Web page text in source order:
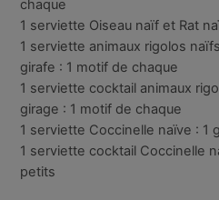
chaque
1 serviette Oiseau naïf et Rat
1 serviette animaux rigolos
girafe : 1 motif de chaque
1 serviette cocktail animaux
girage : 1 motif de chaque
1 serviette Coccinelle naïve : 1
1 serviette cocktail Coccinelle
petits